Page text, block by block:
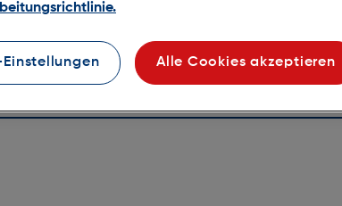
Alle Cookies akzeptieren